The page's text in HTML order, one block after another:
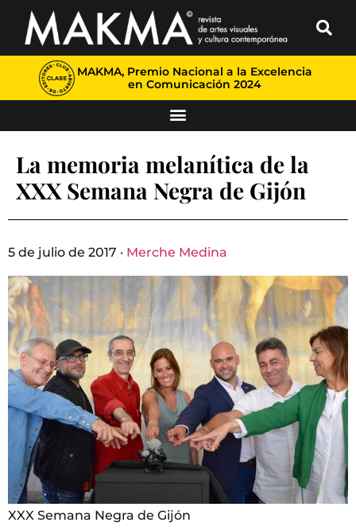
MAKMA, Premio Nacional a la Excelencia
en Comunicación 2024
La memoria melanítica de la
XXX Semana Negra de Gijón
5 de julio de 2017 · Merche Medina
XXX Semana Negra de Gijón